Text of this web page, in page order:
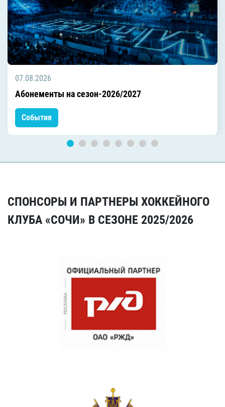
07.08.2026
Абонементы на сезон-2026/2027
События
СПОНСОРЫ И ПАРТНЕРЫ ХОККЕЙНОГО
КЛУБА «СОЧИ» В СЕЗОНЕ 2025/2026